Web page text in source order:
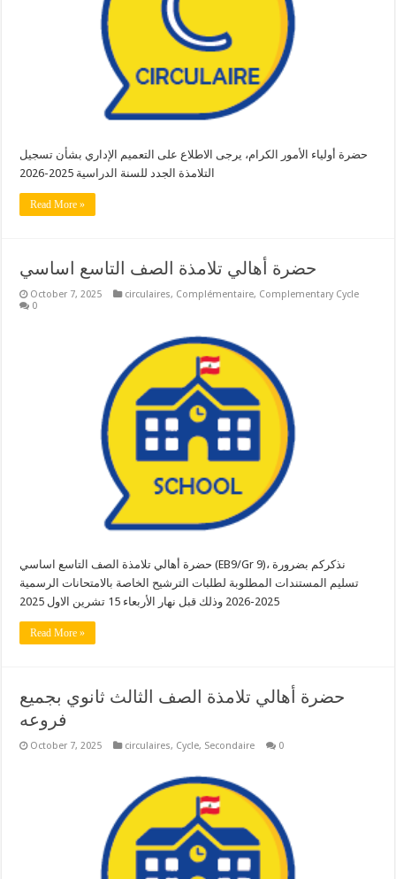
حضرة أولياء الأمور الكرام، يرجى الاطلاع على التعميم الإداري بشأن تسجيل
التلامذة الجدد للسنة الدراسية 2025-2026
Read More »
حضرة أهالي تلامذة الصف التاسع اساسي
October 7, 2025 circulaires, Complémentaire, Complementary Cycle
0
حضرة أهالي تلامذة الصف التاسع اساسي (EB9/Gr 9)، نذكركم بضرورة
تسليم المستندات المطلوبة لطلبات الترشيح الخاصة بالامتحانات الرسمية
2025-2026 وذلك قبل نهار الأربعاء 15 تشرين الاول 2025
Read More »
حضرة أهالي تلامذة الصف الثالث ثانوي بجميع
فروعه
October 7, 2025 circulaires, Cycle, Secondaire 0